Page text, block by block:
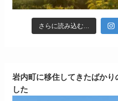
さらに読み込む...
岩内町に移住してきたばかり
した